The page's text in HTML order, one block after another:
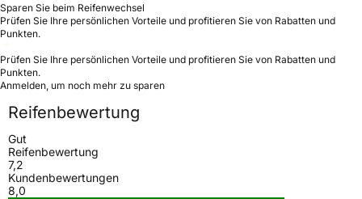
Sparen Sie beim Reifenwechsel
Prüfen Sie Ihre persönlichen Vorteile und profitieren Sie von Rabatten und
Punkten.
Prüfen Sie Ihre persönlichen Vorteile und profitieren Sie von Rabatten und
Punkten.
Anmelden, um noch mehr zu sparen
Reifenbewertung
Gut
Reifenbewertung
7,2
Kundenbewertungen
8,0